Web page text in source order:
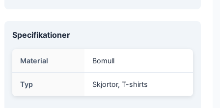
Specifikationer
Material Bomull
Typ Skjortor, T-shirts